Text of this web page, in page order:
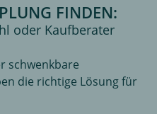
FINDEN:
oder Kaufberater
schwenkbare
die richtige Lösung für